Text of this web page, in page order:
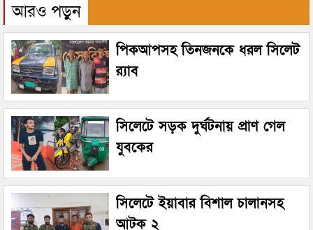
আরও পড়ুন
পিকআপসহ তিনজনকে ধরল সিলেট
র‌্যাব
সিলেটে সড়ক দুর্ঘটনায় প্রাণ গেল
যুবকের
সিলেটে ইয়াবার বিশাল চালানসহ
আটক ২